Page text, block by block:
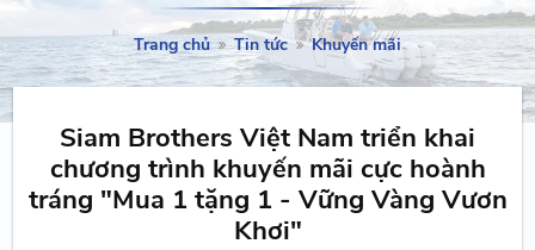
Trang chủ Tin tức Khuyến mãi
Siam Brothers Việt Nam triển khai
chương trình khuyến mãi cực hoành
tráng "Mua 1 tặng 1 - Vững Vàng Vươn
Khơi"